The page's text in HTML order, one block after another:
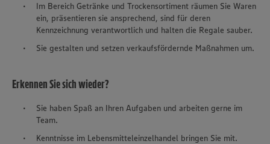
Im Bereich Getränke und Trockensortiment räumen Sie Waren
ein, präsentieren sie ansprechend, sind für deren
Kennzeichnung verantwortlich und halten die Regale sauber.
Sie gestalten und setzen verkaufsfördernde Maßnahmen um.
Erkennen Sie sich wieder?
Sie haben Spaß an Ihren Aufgaben und arbeiten gerne im
Team.
Kenntnisse im Lebensmitteleinzelhandel bringen Sie mit.